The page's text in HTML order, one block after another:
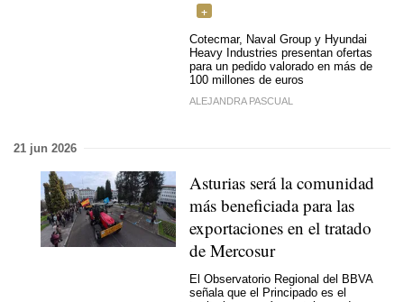
Cotecmar, Naval Group y Hyundai
Heavy Industries presentan ofertas
para un pedido valorado en más de
100 millones de euros
ALEJANDRA PASCUAL
21 jun 2026
Asturias será la comunidad
más beneficiada para las
exportaciones en el tratado
de Mercosur
El Observatorio Regional del BBVA
señala que el Principado es el